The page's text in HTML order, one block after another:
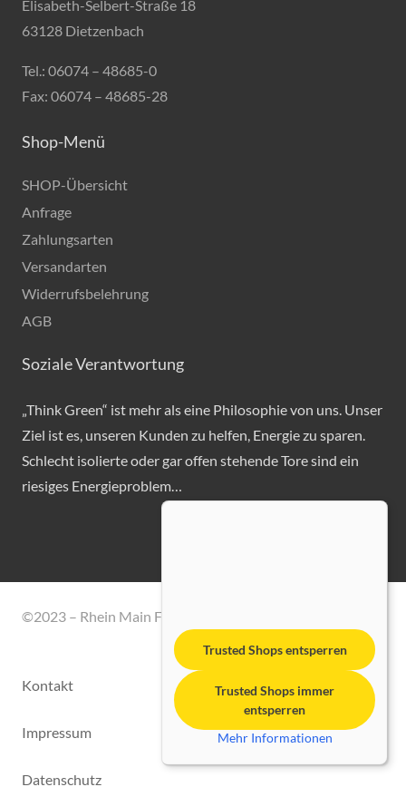
Elisabeth-Selbert-Straße 18
63128 Dietzenbach
Tel.: 06074 – 48685-0
Fax: 06074 – 48685-28
Shop-Menü
SHOP-Übersicht
Anfrage
Zahlungsarten
Versandarten
Widerrufsbelehrung
AGB
Soziale Verantwortung
„Think Green“ ist mehr als eine Philosophie von uns. Unser
Ziel ist es, unseren Kunden zu helfen, Energie zu sparen.
Schlecht isolierte oder gar offen stehende Tore sind ein
riesiges Energieproblem…
©2023 – Rhein Main Fördertechnik GmbH
Kontakt
Impressum
Datenschutz
Trusted Shops entsperren
Trusted Shops immer
entsperren
Mehr Informationen